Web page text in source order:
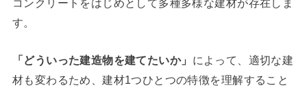
コンクリートをはじめとして多種多様な建材が存在しま
す。
「どういった建造物を建てたいか」 によって、適切な建
材も変わるため、建材1つひとつの特徴を理解すること